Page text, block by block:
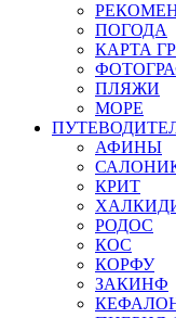
ПОГОДА
КАРТА
ПЛЯЖИ
МОРЕ
АФИНЫ
КРИТ
РОДОС
КОС
КОРФУ
ЗАКИНФ